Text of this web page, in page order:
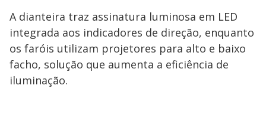
A dianteira traz assinatura luminosa em LED
integrada aos indicadores de direção, enquanto
os faróis utilizam projetores para alto e baixo
facho, solução que aumenta a eficiência de
iluminação.